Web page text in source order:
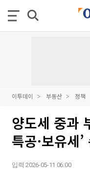
이투데이 부동산 정책
양도세 중과
특공·보유세
입력 2026-05-11 06:00